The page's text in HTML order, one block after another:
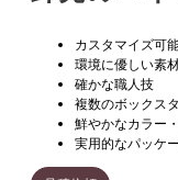
カスタマイズ可
環境に優しい素
確かな職人技
複数のボックス
鮮やかなカラー
実用的なパッケ